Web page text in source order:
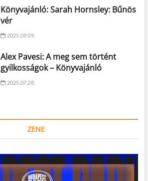
Könyvajánló: Sarah Hornsley: Bűnös
vér
2025.09.09.
Alex Pavesi: A meg sem történt
gyilkosságok – Könyvajánló
2025.07.28.
ZENE